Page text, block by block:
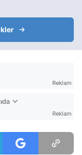
Reklam
Reklam